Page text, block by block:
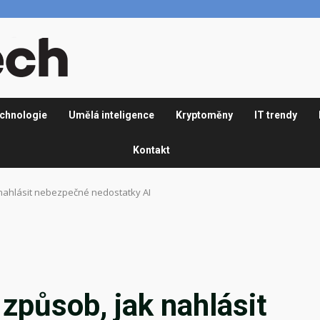
Umělá inteligence Kryptoměny IT trendy
Kontakt
nebezpečné nedostatky AI
jak nahlásit